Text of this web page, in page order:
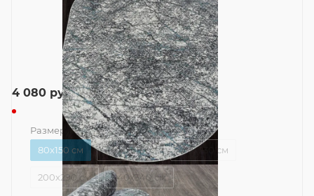
4 080 руб.
Размер — 80x150 см
80x150 см
100x200 см 160x230 см
200x290 см 240x340 см